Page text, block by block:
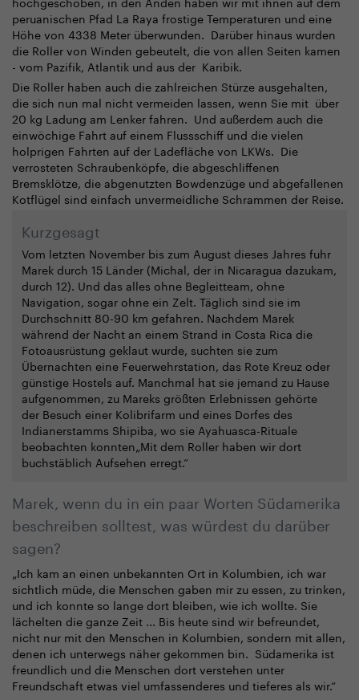
peruanischen Pfad La Raya frostige Temperaturen und eine
Höhe von 4338 Meter überwunden. Darüber hinaus wurden
die Roller von Winden gebeutelt, die von allen Seiten kamen
- vom Pazifik, Atlantik und aus der Karibik.
Die Roller haben auch die zahlreichen Stürze ausgehalten,
die sich nun mal nicht vermeiden lassen, wenn Sie mit über
20 kg Ladung am Lenker fahren. Und außerdem auch die
einwöchige Fahrt auf einem Flussschiff und die vielen
holprigen Fahrten auf der Ladefläche von LKWs. Die
verrosteten Schraubenköpfe, die abgeschliffenen
Bremsklötze, die abgenutzten Bowdenzüge und abgefallenen
Kotflügel sind einfach unvermeidliche Schrammen der Reise.
Kurzgesagt
Vom letzten November bis zum August dieses Jahres fuhr
Marek durch 15 Länder (Michal, der in Nicaragua dazukam,
durch 12). Und das alles ohne Begleitteam, ohne
Navigation, sogar ohne ein Zelt. Täglich sind sie im
Durchschnitt 80-90 km gefahren. Nachdem Marek
während der Nacht an einem Strand in Costa Rica die
Fotoausrüstung geklaut wurde, suchten sie zum
Übernachten eine Feuerwehrstation, das Rote Kreuz oder
günstige Hostels auf. Manchmal hat sie jemand zu Hause
aufgenommen, zu Mareks größten Erlebnissen gehörte
der Besuch einer Kolibrifarm und eines Dorfes des
Indianerstamms Shipiba, wo sie Ayahuasca-Rituale
beobachten konnten„Mit dem Roller haben wir dort
buchstäblich Aufsehen erregt.“
Marek, wenn du in ein paar Worten Südamerika
beschreiben solltest, was würdest du darüber
sagen?
„Ich kam an einen unbekannten Ort in Kolumbien, ich war
sichtlich müde, die Menschen gaben mir zu essen, zu trinken,
und ich konnte so lange dort bleiben, wie ich wollte. Sie
lächelten die ganze Zeit ... Bis heute sind wir befreundet,
nicht nur mit den Menschen in Kolumbien, sondern mit allen,
denen ich unterwegs näher gekommen bin. Südamerika ist
freundlich und die Menschen dort verstehen unter
Freundschaft etwas viel umfassenderes und tieferes als wir.“